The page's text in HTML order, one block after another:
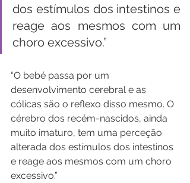
dos estímulos dos intestinos e
reage aos mesmos com um
choro excessivo.”
“O bebé passa por um
desenvolvimento cerebral e as
cólicas são o reflexo disso mesmo. O
cérebro dos recém-nascidos, ainda
muito imaturo, tem uma perceção
alterada dos estímulos dos intestinos
e reage aos mesmos com um choro
excessivo.”